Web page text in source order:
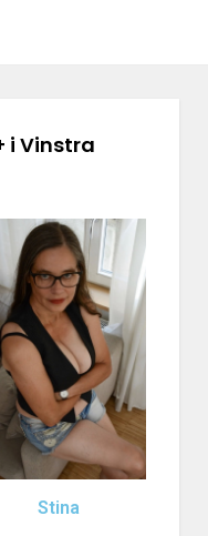
i Vinstra
Stina